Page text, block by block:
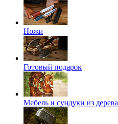
Ножи
Готовый подарок
Мебель и сундуки из дерева